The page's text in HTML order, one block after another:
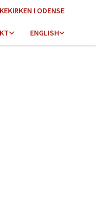
I ODENSE
ENGLISH